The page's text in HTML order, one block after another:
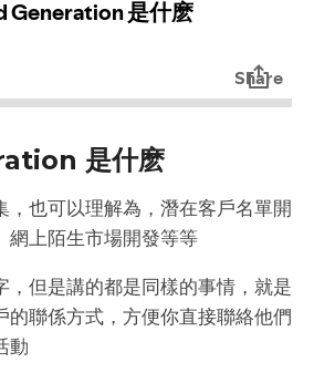
是什麽
，也可以理解為，潛在客戶名單開
網上陌生市場開發等等
，但是講的都是同樣的事情，就是
的聯係方式，方便你直接聯絡他們
動